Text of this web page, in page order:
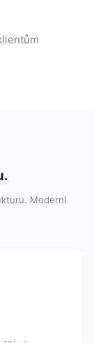
Moderní